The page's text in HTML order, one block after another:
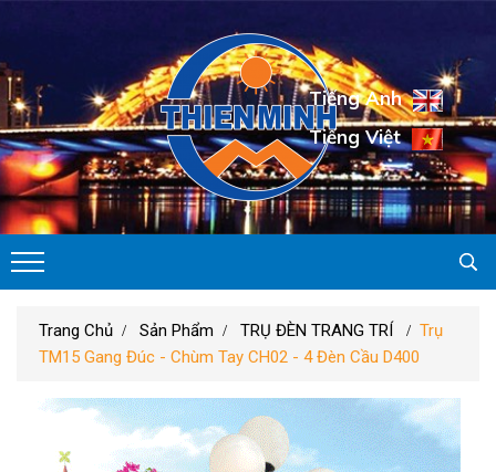
Tiếng Anh
Tiếng Việt
Trang Chủ Sản Phẩm TRỤ ĐÈN TRANG TRÍ
Trụ
TM15 Gang Đúc - Chùm Tay CH02 - 4 Đèn Cầu D400